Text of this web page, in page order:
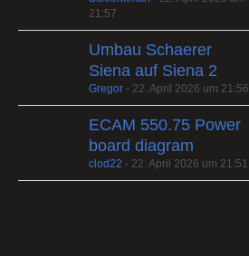
21:57
Umbau Schaerer
Siena auf Siena 2
Gregor - 22. April 2026 um 21:56
ECAM 550.75 Power
board diagram
clod22 - 22. April 2026 um 21:51